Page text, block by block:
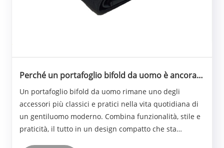
Perché un portafoglio bifold da uomo è ancora
Un portafoglio bifold da uomo rimane uno degli
accessori più classici e pratici nella vita quotidiana di
un gentiluomo moderno. Combina funzionalità, stile e
praticità, il tutto in un design compatto che sta